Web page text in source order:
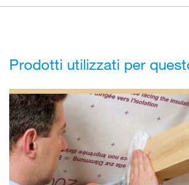
Prodotti utilizzati per